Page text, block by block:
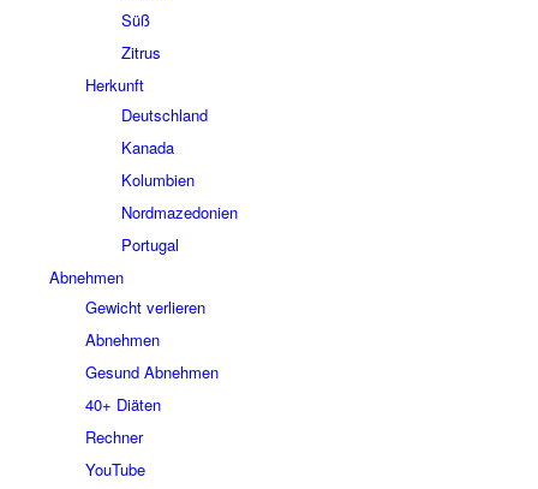
Süß
Zitrus
Herkunft
Deutschland
Kanada
Kolumbien
Nordmazedonien
Portugal
Abnehmen
Gewicht verlieren
Abnehmen
Gesund Abnehmen
40+ Diäten
Rechner
YouTube